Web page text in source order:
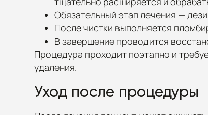
Обязательный этап лечения —
После чистки выполняется
В завершение проводится
Процедура проходит поэтапно и
удаления.
Уход после процедуры